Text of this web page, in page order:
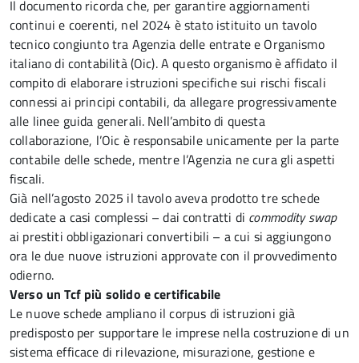
Il documento ricorda che, per garantire aggiornamenti
continui e coerenti, nel 2024 è stato istituito un tavolo
tecnico congiunto tra Agenzia delle entrate e Organismo
italiano di contabilità (Oic). A questo organismo è affidato il
compito di elaborare istruzioni specifiche sui rischi fiscali
connessi ai principi contabili, da allegare progressivamente
alle linee guida generali. Nell’ambito di questa
collaborazione, l’Oic è responsabile unicamente per la parte
contabile delle schede, mentre l’Agenzia ne cura gli aspetti
fiscali.
Già nell’agosto 2025 il tavolo aveva prodotto tre schede
dedicate a casi complessi – dai contratti di commodity swap
ai prestiti obbligazionari convertibili – a cui si aggiungono
ora le due nuove istruzioni approvate con il provvedimento
odierno.
Verso un Tcf più solido e certificabile
Le nuove schede ampliano il corpus di istruzioni già
predisposto per supportare le imprese nella costruzione di un
sistema efficace di rilevazione, misurazione, gestione e